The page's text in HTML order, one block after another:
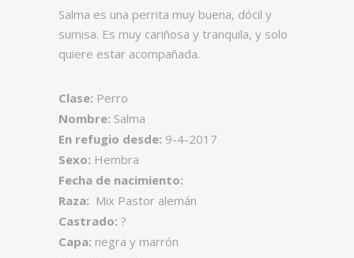
Salma es una perrita muy buena, dócil y
sumisa. Es muy cariñosa y tranquila, y solo
quiere estar acompañada.
Clase: Perro
Nombre: Salma
En refugio desde: 9-4-2017
Sexo: Hembra
Fecha de nacimiento:
Raza: Mix Pastor alemán
Castrado: ?
Capa: negra y marrón